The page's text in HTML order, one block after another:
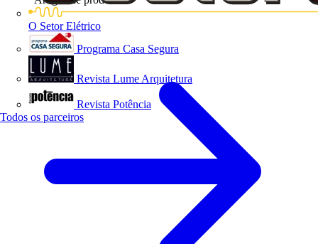
O Setor Elétrico
Programa Casa Segura
Revista Lume Arquitetura
Revista Potência
Todos os parceiros